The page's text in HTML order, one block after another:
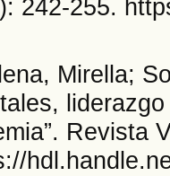
242-255.
Mirella;
Revista